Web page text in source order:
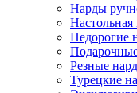
Нарды
Недорогие
Резные
Турецкие